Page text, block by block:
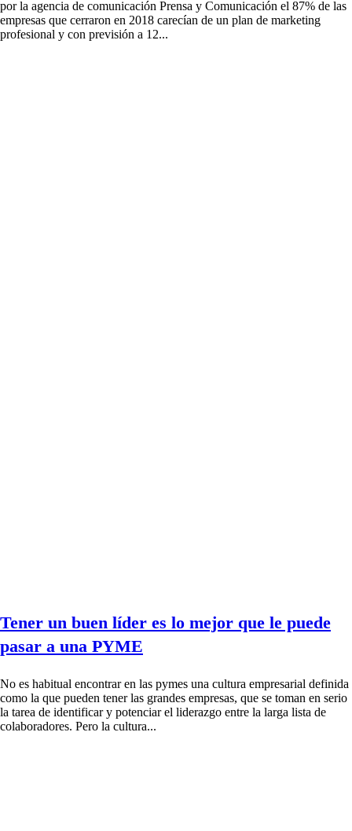
por la agencia de comunicación Prensa y Comunicación el 87% de las
empresas que cerraron en 2018 carecían de un plan de marketing
profesional y con previsión a 12...
Tener un buen líder es lo mejor que le puede
pasar a una PYME
No es habitual encontrar en las pymes una cultura empresarial definida
como la que pueden tener las grandes empresas, que se toman en serio
la tarea de identificar y potenciar el liderazgo entre la larga lista de
colaboradores. Pero la cultura...